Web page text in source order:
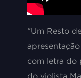
“Um Resto
com letra do
do violista